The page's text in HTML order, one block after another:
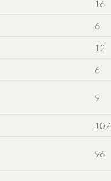
16
6
12
6
9
107
96